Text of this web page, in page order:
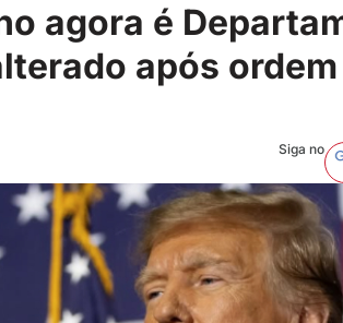
agora é
após
Siga no